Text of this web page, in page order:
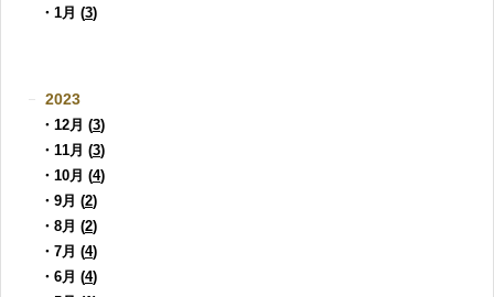
・1月 (3)
2023
・12月 (3)
・11月 (3)
・10月 (4)
・9月 (2)
・8月 (2)
・7月 (4)
・6月 (4)